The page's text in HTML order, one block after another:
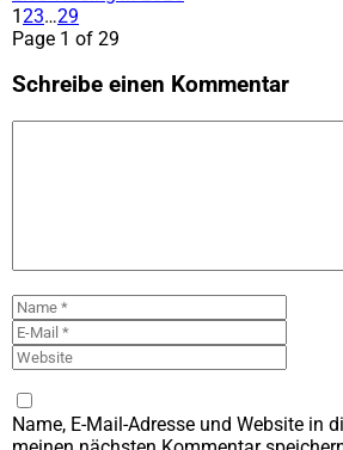
123…29
Page 1 of 29
Schreibe einen Kommentar
Name
Mail
Name, E-Mail-Adresse und Website in